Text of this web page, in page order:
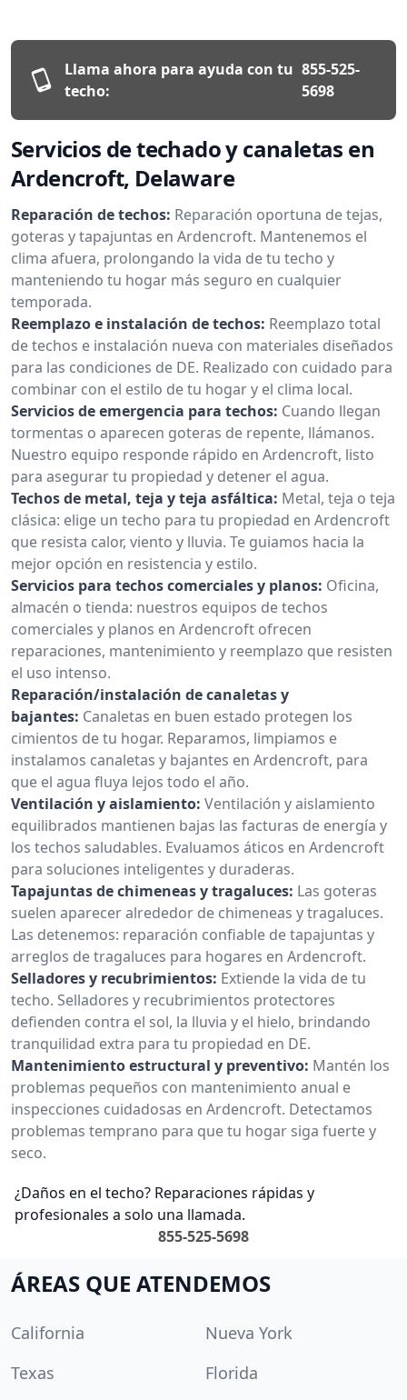
Llama ahora para ayuda con tu
techo:
855-525-
5698
Servicios de techado y canaletas en
Ardencroft, Delaware
Reparación de techos: Reparación oportuna de tejas,
goteras y tapajuntas en Ardencroft. Mantenemos el
clima afuera, prolongando la vida de tu techo y
manteniendo tu hogar más seguro en cualquier
temporada.
Reemplazo e instalación de techos: Reemplazo total
de techos e instalación nueva con materiales diseñados
para las condiciones de DE. Realizado con cuidado para
combinar con el estilo de tu hogar y el clima local.
Servicios de emergencia para techos: Cuando llegan
tormentas o aparecen goteras de repente, llámanos.
Nuestro equipo responde rápido en Ardencroft, listo
para asegurar tu propiedad y detener el agua.
Techos de metal, teja y teja asfáltica: Metal, teja o teja
clásica: elige un techo para tu propiedad en Ardencroft
que resista calor, viento y lluvia. Te guiamos hacia la
mejor opción en resistencia y estilo.
Servicios para techos comerciales y planos: Oficina,
almacén o tienda: nuestros equipos de techos
comerciales y planos en Ardencroft ofrecen
reparaciones, mantenimiento y reemplazo que resisten
el uso intenso.
Reparación/instalación de canaletas y
bajantes: Canaletas en buen estado protegen los
cimientos de tu hogar. Reparamos, limpiamos e
instalamos canaletas y bajantes en Ardencroft, para
que el agua fluya lejos todo el año.
Ventilación y aislamiento: Ventilación y aislamiento
equilibrados mantienen bajas las facturas de energía y
los techos saludables. Evaluamos áticos en Ardencroft
para soluciones inteligentes y duraderas.
Tapajuntas de chimeneas y tragaluces: Las goteras
suelen aparecer alrededor de chimeneas y tragaluces.
Las detenemos: reparación confiable de tapajuntas y
arreglos de tragaluces para hogares en Ardencroft.
Selladores y recubrimientos: Extiende la vida de tu
techo. Selladores y recubrimientos protectores
defienden contra el sol, la lluvia y el hielo, brindando
tranquilidad extra para tu propiedad en DE.
Mantenimiento estructural y preventivo: Mantén los
problemas pequeños con mantenimiento anual e
inspecciones cuidadosas en Ardencroft. Detectamos
problemas temprano para que tu hogar siga fuerte y
seco.
¿Daños en el techo? Reparaciones rápidas y
profesionales a solo una llamada.
855-525-5698
ÁREAS QUE ATENDEMOS
California
Nueva York
Texas
Florida